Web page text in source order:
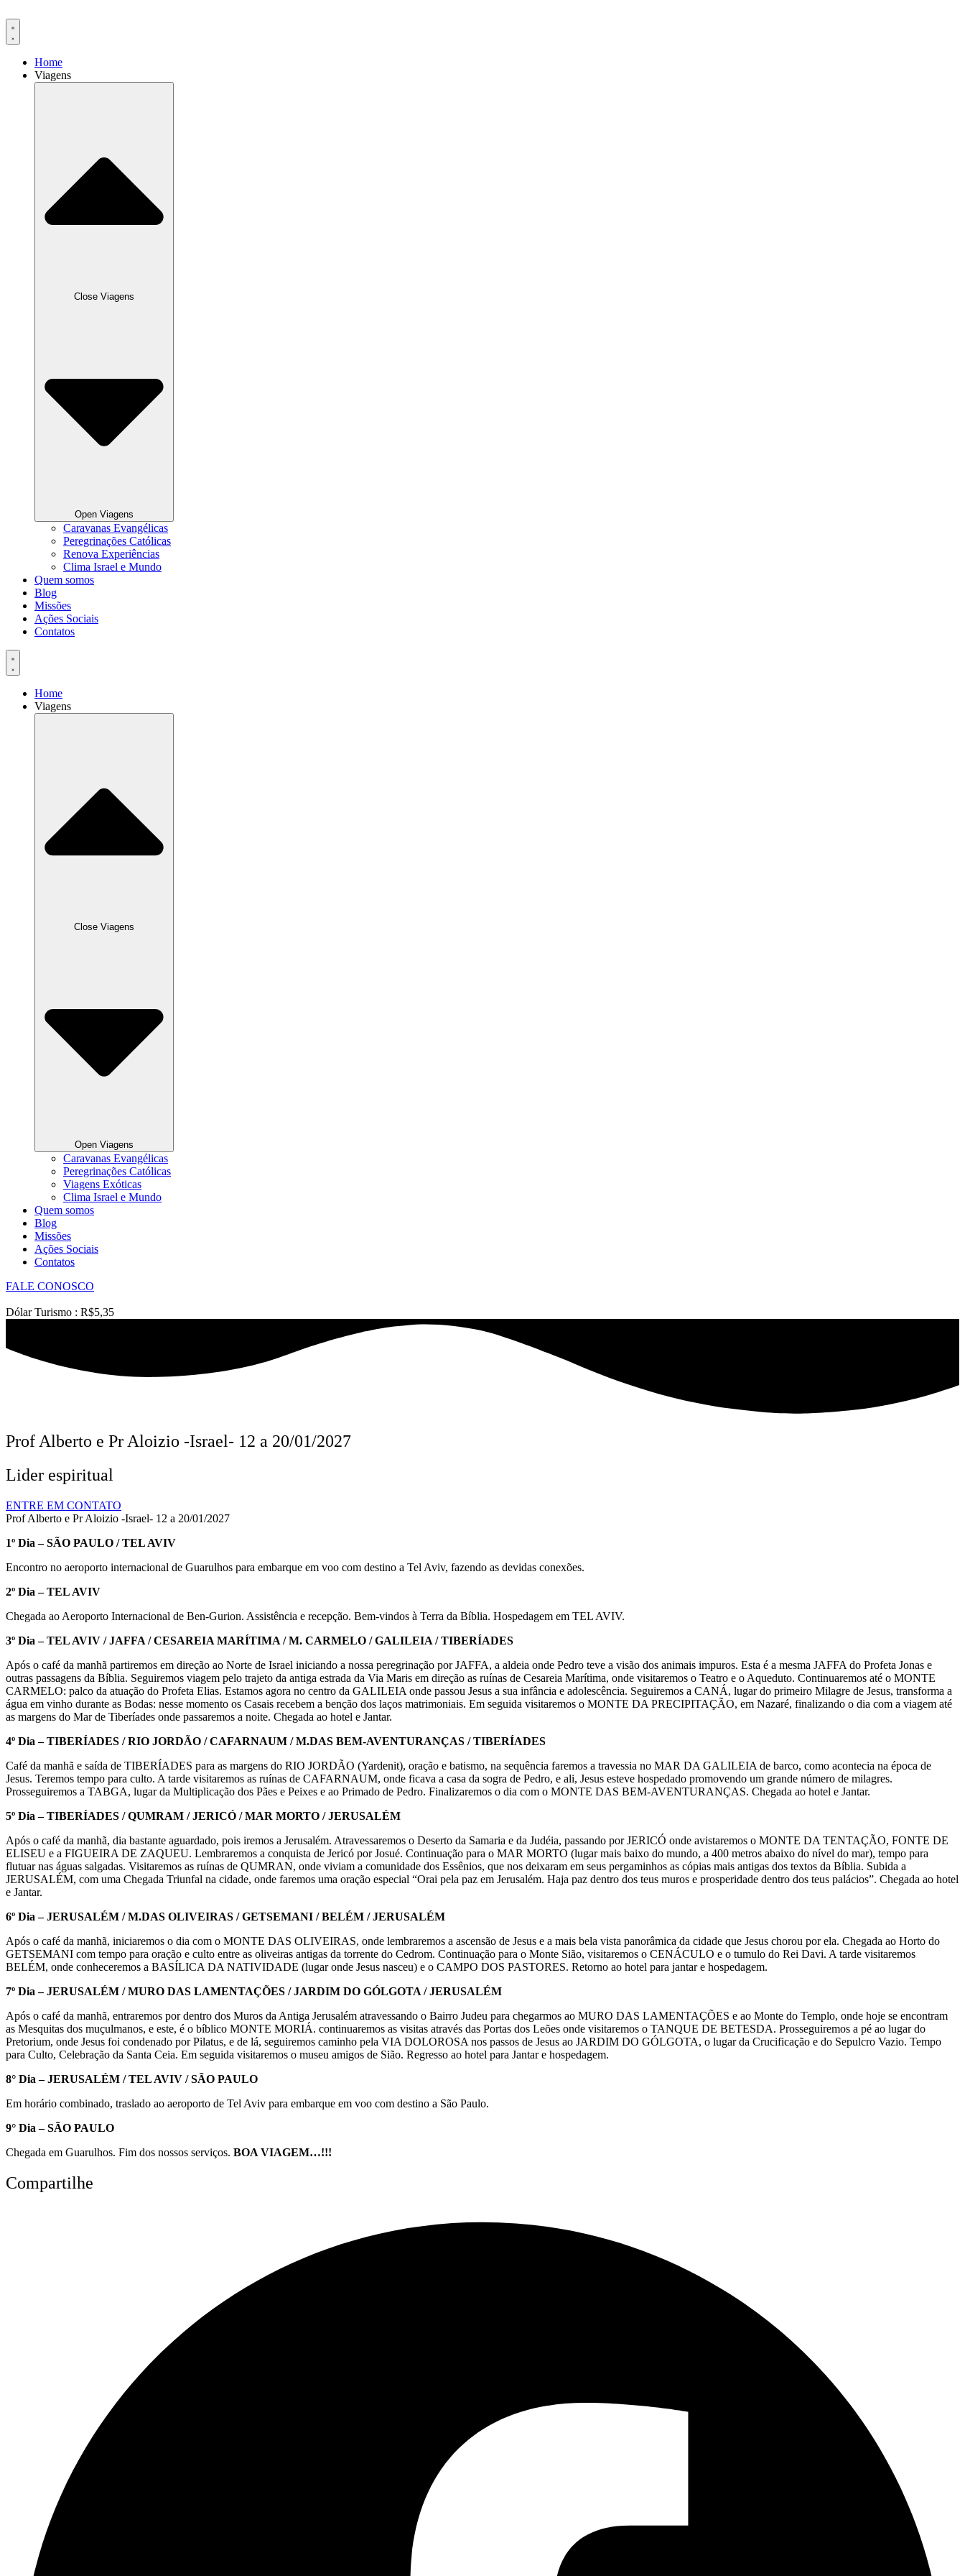
para
Home
Viagens
Close Viagens
Open Viagens
Caravanas Evangélicas
Peregrinações Católicas
Renova Experiências
Clima Israel e Mundo
Quem somos
Blog
Missões
Ações Sociais
Contatos
Home
Viagens
Close Viagens
Open Viagens
Caravanas Evangélicas
Peregrinações Católicas
Viagens Exóticas
Clima Israel e Mundo
Quem somos
Blog
Missões
Ações Sociais
Contatos
FALE CONOSCO
Dólar Turismo : R$5,35
Prof Alberto e Pr Aloizio -Israel- 12 a 20/01/2027
Lider espiritual
ENTRE EM CONTATO
Prof Alberto e Pr Aloizio -Israel- 12 a 20/01/2027
1º Dia – SÃO PAULO / TEL AVIV
Encontro no aeroporto internacional de Guarulhos para embarque em voo com destino a Tel Aviv, fazendo as devidas conexões.
2º Dia – TEL AVIV
Chegada ao Aeroporto Internacional de Ben-Gurion. Assistência e recepção. Bem-vindos à Terra da Bíblia. Hospedagem em TEL AVIV.
3º Dia – TEL AVIV / JAFFA / CESAREIA MARÍTIMA / M. CARMELO / GALILEIA / TIBERÍADES
Após o café da manhã partiremos em direção ao Norte de Israel iniciando a nossa peregrinação por JAFFA, a aldeia onde Pedro teve a visão dos animais impuros. Esta é a mesma JAFFA do Profeta Jonas e
outras passagens da Bíblia. Seguiremos viagem pelo trajeto da antiga estrada da Via Maris em direção as ruínas de Cesareia Marítima, onde visitaremos o Teatro e o Aqueduto. Continuaremos até o MONTE
CARMELO: palco da atuação do Profeta Elias. Estamos agora no centro da GALILEIA onde passou Jesus a sua infância e adolescência. Seguiremos a CANÁ, lugar do primeiro Milagre de Jesus, transforma a
água em vinho durante as Bodas: nesse momento os Casais recebem a benção dos laços matrimoniais. Em seguida visitaremos o MONTE DA PRECIPITAÇÃO, em Nazaré, finalizando o dia com a viagem até
as margens do Mar de Tiberíades onde passaremos a noite. Chegada ao hotel e Jantar.
4º Dia – TIBERÍADES / RIO JORDÃO / CAFARNAUM / M.DAS BEM-AVENTURANÇAS / TIBERÍADES
Café da manhã e saída de TIBERÍADES para as margens do RIO JORDÃO (Yardenit), oração e batismo, na sequência faremos a travessia no MAR DA GALILEIA de barco, como acontecia na época de
Jesus. Teremos tempo para culto. A tarde visitaremos as ruínas de CAFARNAUM, onde ficava a casa da sogra de Pedro, e ali, Jesus esteve hospedado promovendo um grande número de milagres.
Prosseguiremos a TABGA, lugar da Multiplicação dos Pães e Peixes e ao Primado de Pedro. Finalizaremos o dia com o MONTE DAS BEM-AVENTURANÇAS. Chegada ao hotel e Jantar.
5º Dia – TIBERÍADES / QUMRAM / JERICÓ / MAR MORTO / JERUSALÉM
Após o café da manhã, dia bastante aguardado, pois iremos a Jerusalém. Atravessaremos o Deserto da Samaria e da Judéia, passando por JERICÓ onde avistaremos o MONTE DA TENTAÇÃO, FONTE DE
ELISEU e a FIGUEIRA DE ZAQUEU. Lembraremos a conquista de Jericó por Josué. Continuação para o MAR MORTO (lugar mais baixo do mundo, a 400 metros abaixo do nível do mar), tempo para
flutuar nas águas salgadas. Visitaremos as ruínas de QUMRAN, onde viviam a comunidade dos Essênios, que nos deixaram em seus pergaminhos as cópias mais antigas dos textos da Bíblia. Subida a
JERUSALÉM, com uma Chegada Triunfal na cidade, onde faremos uma oração especial “Orai pela paz em Jerusalém. Haja paz dentro dos teus muros e prosperidade dentro dos teus palácios”. Chegada ao hotel
e Jantar.
6º Dia – JERUSALÉM / M.DAS OLIVEIRAS / GETSEMANI / BELÉM / JERUSALÉM
Após o café da manhã, iniciaremos o dia com o MONTE DAS OLIVEIRAS, onde lembraremos a ascensão de Jesus e a mais bela vista panorâmica da cidade que Jesus chorou por ela. Chegada ao Horto do
GETSEMANI com tempo para oração e culto entre as oliveiras antigas da torrente do Cedrom. Continuação para o Monte Sião, visitaremos o CENÁCULO e o tumulo do Rei Davi. A tarde visitaremos
BELÉM, onde conheceremos a BASÍLICA DA NATIVIDADE (lugar onde Jesus nasceu) e o CAMPO DOS PASTORES. Retorno ao hotel para jantar e hospedagem.
7º Dia – JERUSALÉM / MURO DAS LAMENTAÇÕES / JARDIM DO GÓLGOTA / JERUSALÉM
Após o café da manhã, entraremos por dentro dos Muros da Antiga Jerusalém atravessando o Bairro Judeu para chegarmos ao MURO DAS LAMENTAÇÕES e ao Monte do Templo, onde hoje se encontram
as Mesquitas dos muçulmanos, e este, é o bíblico MONTE MORIÁ. continuaremos as visitas através das Portas dos Leões onde visitaremos o TANQUE DE BETESDA. Prosseguiremos a pé ao lugar do
Pretorium, onde Jesus foi condenado por Pilatus, e de lá, seguiremos caminho pela VIA DOLOROSA nos passos de Jesus ao JARDIM DO GÓLGOTA, o lugar da Crucificação e do Sepulcro Vazio. Tempo
para Culto, Celebração da Santa Ceia. Em seguida visitaremos o museu amigos de Sião. Regresso ao hotel para Jantar e hospedagem.
8° Dia – JERUSALÉM / TEL AVIV / SÃO PAULO
Em horário combinado, traslado ao aeroporto de Tel Aviv para embarque em voo com destino a São Paulo.
9° Dia – SÃO PAULO
Chegada em Guarulhos. Fim dos nossos serviços. BOA VIAGEM…!!!
Compartilhe